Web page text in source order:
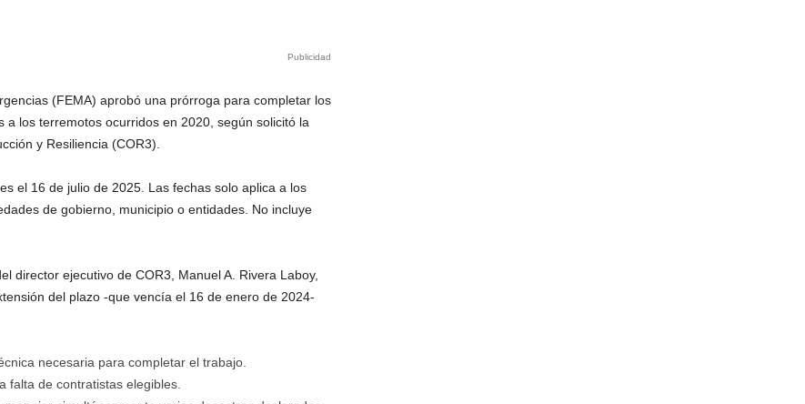
Publicidad
(FEMA) aprobó una prórroga para completar los
los terremotos ocurridos en 2020, según solicitó la
y Resiliencia (COR3).
el 16 de julio de 2025. Las fechas solo aplica a los
de gobierno, municipio o entidades. No incluye
director ejecutivo de COR3, Manuel A. Rivera Laboy,
del plazo -que vencía el 16 de enero de 2024-
necesaria para completar el trabajo.
falta de contratistas elegibles.